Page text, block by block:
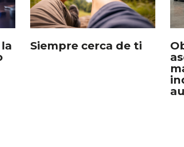
Siempre cerca de ti